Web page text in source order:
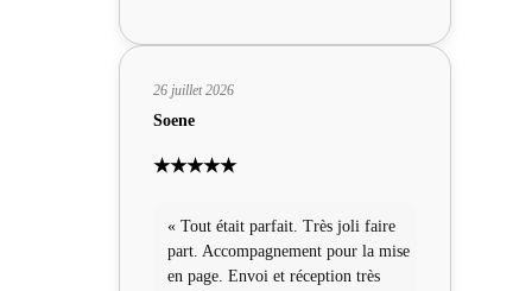
26 juillet 2026
Soene
★★★★★
« Tout était parfait. Très joli faire
part. Accompagnement pour la mise
en page. Envoi et réception très